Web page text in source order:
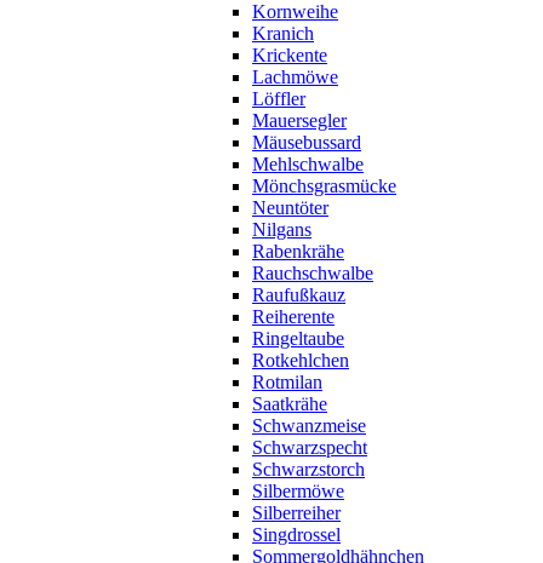
Kornweihe
Kranich
Krickente
Lachmöwe
Löffler
Mauersegler
Mäusebussard
Mehlschwalbe
Mönchsgrasmücke
Neuntöter
Nilgans
Rabenkrähe
Rauchschwalbe
Raufußkauz
Reiherente
Ringeltaube
Rotkehlchen
Rotmilan
Saatkrähe
Schwanzmeise
Schwarzspecht
Schwarzstorch
Silbermöwe
Silberreiher
Singdrossel
Sommergoldhähnchen